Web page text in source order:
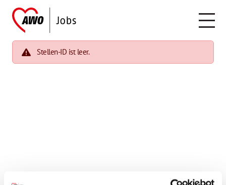
Stellen-ID ist leer.